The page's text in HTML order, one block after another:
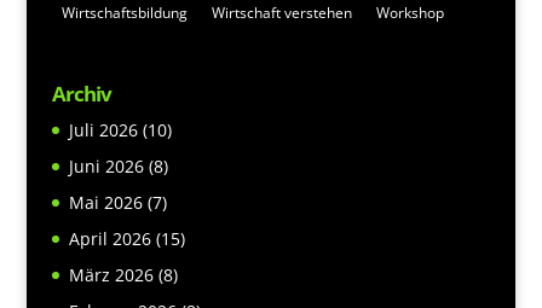
Wirtschaftsbildung
Wirtschaft verstehen Workshop
Archiv
Juli 2026(10)
Juni 2026(8)
Mai 2026(7)
April 2026(15)
März 2026(8)